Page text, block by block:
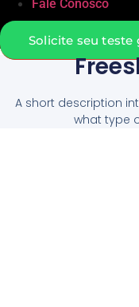
Fale Conosco
Solicite seu teste
A short description
what type